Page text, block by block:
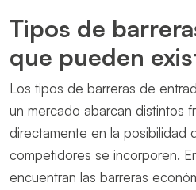
Tipos de
que pueden
Los tipos de barreras de
un mercado abarcan distintos
directamente en la posibilidad
competidores se incorporen.
encuentran las barreras